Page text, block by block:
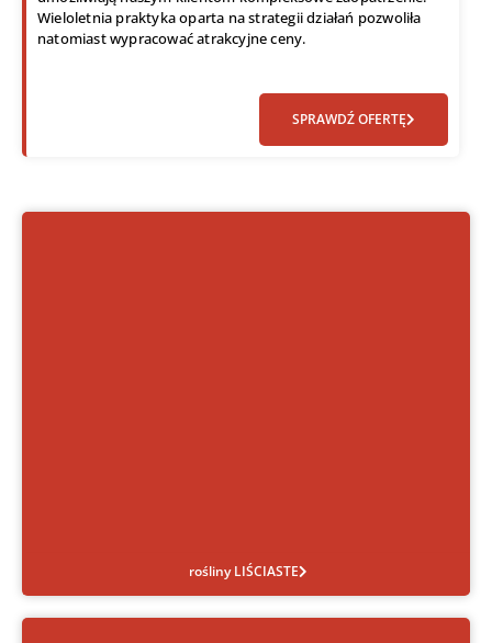
Wieloletnia praktyka oparta na strategii działań pozwoliła
natomiast wypracować atrakcyjne ceny.
SPRAWDŹ OFERTĘ
rośliny LIŚCIASTE